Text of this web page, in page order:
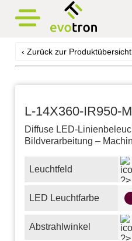
‹ Zurück zur Produktübersicht
L-14X360-IR950-
Diffuse LED-
Bildverarbeitung –
Leuchtfeld
LED Leuchtfarbe
Abstrahlwinkel
evotronControl